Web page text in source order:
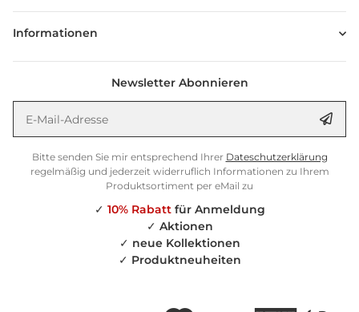
Informationen
Newsletter Abonnieren
Bitte senden Sie mir entsprechend Ihrer Dateschutzerklärung
regelmäßig und jederzeit widerruflich Informationen zu Ihrem
Produktsortiment per eMail zu
✓ 10% Rabattfür Anmeldung
✓ Aktionen
✓ neue Kollektionen
✓ Produktneuheiten